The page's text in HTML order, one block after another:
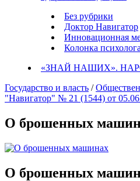
Без рубрики
Доктор Навигатор
Инновационная
Колонка психолога
«ЗНАЙ НАШИХ».
Государство и власть /
"Навигатор" № 21 (1544) от
О брошенных
О брошенных